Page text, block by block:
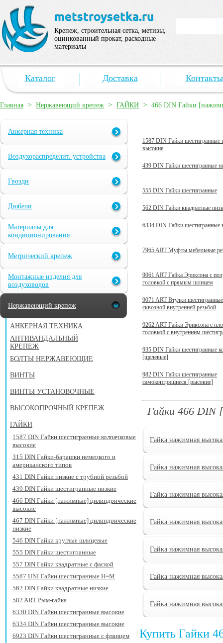
Крепеж, строительная сетка, метизы,
оцинкованный прокат, расходные
материалы
Каталог Доставка Контакты
Главная > Нержавеющий крепеж > ГАЙКИ > 466 DIN Гайки
Анкерная техника
Воздухораспределит. устройства
Гвозди
Дюбели
Материалы для
кондиционирования
Метрический крепеж
Монтажные изделия для
воздуховодов
Нержавеющий крепеж
АНКЕРНАЯ ТЕХНИКА
АНТИВАНДАЛЬНЫЙ
КРЕПЕЖ
БОЛТЫ НЕРЖАВЕЮЩИЕ
ВИНТЫ
ВИНТЫ УСТАНОВОЧНЫЕ
ВЫСОКОПРОЧНЫЙ КРЕПЕЖ
ГАЙКИ
1587 DIN Гайки шестигранные колпачковые
высокие
315 DIN Гайки-барашки немецкого и
американского типов
431 DIN Гайки низкие с трубной резьбой
439 DIN Гайки шестигранные низкие
466 DIN Гайки [нажимные] цилиндрические
высокие
467 DIN Гайки [нажимные] цилиндрические
низкие
546 DIN Гайки круглые шлицевые
555 DIN Гайки шестигранные
557 DIN Гайки квадратные с фаской
5587 UNI Гайки шестигранные H=M
562 DIN Гайки квадратные низкие
582 ART Рым-гайка
6330 DIN Гайки шестигранные высокие
6334 DIN Гайки шестигранные высокие
6923 DIN Гайки шестигранные с фланцем
1587 DIN Гайки шестигранные
высокие
439 DIN Гайки шестигранные
555 DIN Гайки шестигранные
562 DIN Гайки квадратные
6334 DIN Гайки шестигранные
7965 ART Муфты мебельные
9061 ART Гайка Эриксона с
головкой c прямым шлицем
9071 ART Втулки
сквозной внутренней резьбой
9262 ART Гайки Эриксона с
головкой с внутренним
935 DIN Гайки шестигранные
[щелевые]
982 DIN Гайки шестигранные
самоконтрящиеся [высокие]
Гайки 466 DIN
Гайка нажимная
Гайка нажимная
Гайка нажимная
Гайка нажимная
Гайка нажимная
Гайка нажимная
Гайка нажимная
Купить Гайки